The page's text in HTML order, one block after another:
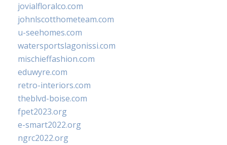
jovialfloralco.com
johnlscotthometeam.com
u-seehomes.com
watersportslagonissi.com
mischieffashion.com
eduwyre.com
retro-interiors.com
theblvd-boise.com
fpet2023.org
e-smart2022.org
ngrc2022.org